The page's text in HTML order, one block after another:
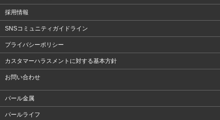
採用情報
SNSコミュニティガイドライン
プライバシーポリシー
カスタマーハラスメントに対する基本方針
お問い合わせ
パール金属
パールライフ